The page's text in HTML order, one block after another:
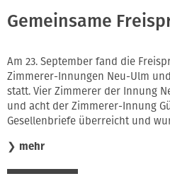
Gemeinsame
Am 23. September fand die
Zimmerer-Innungen Neu-Ulm
statt. Vier Zimmerer der Innung
und acht der Zimmerer-Innung
Gesellenbriefe überreicht und
❯ mehr